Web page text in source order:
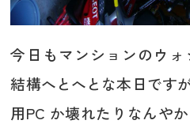
今日もマンションのウ
結構へとへとな本日です
用PC か壊れたりなんや